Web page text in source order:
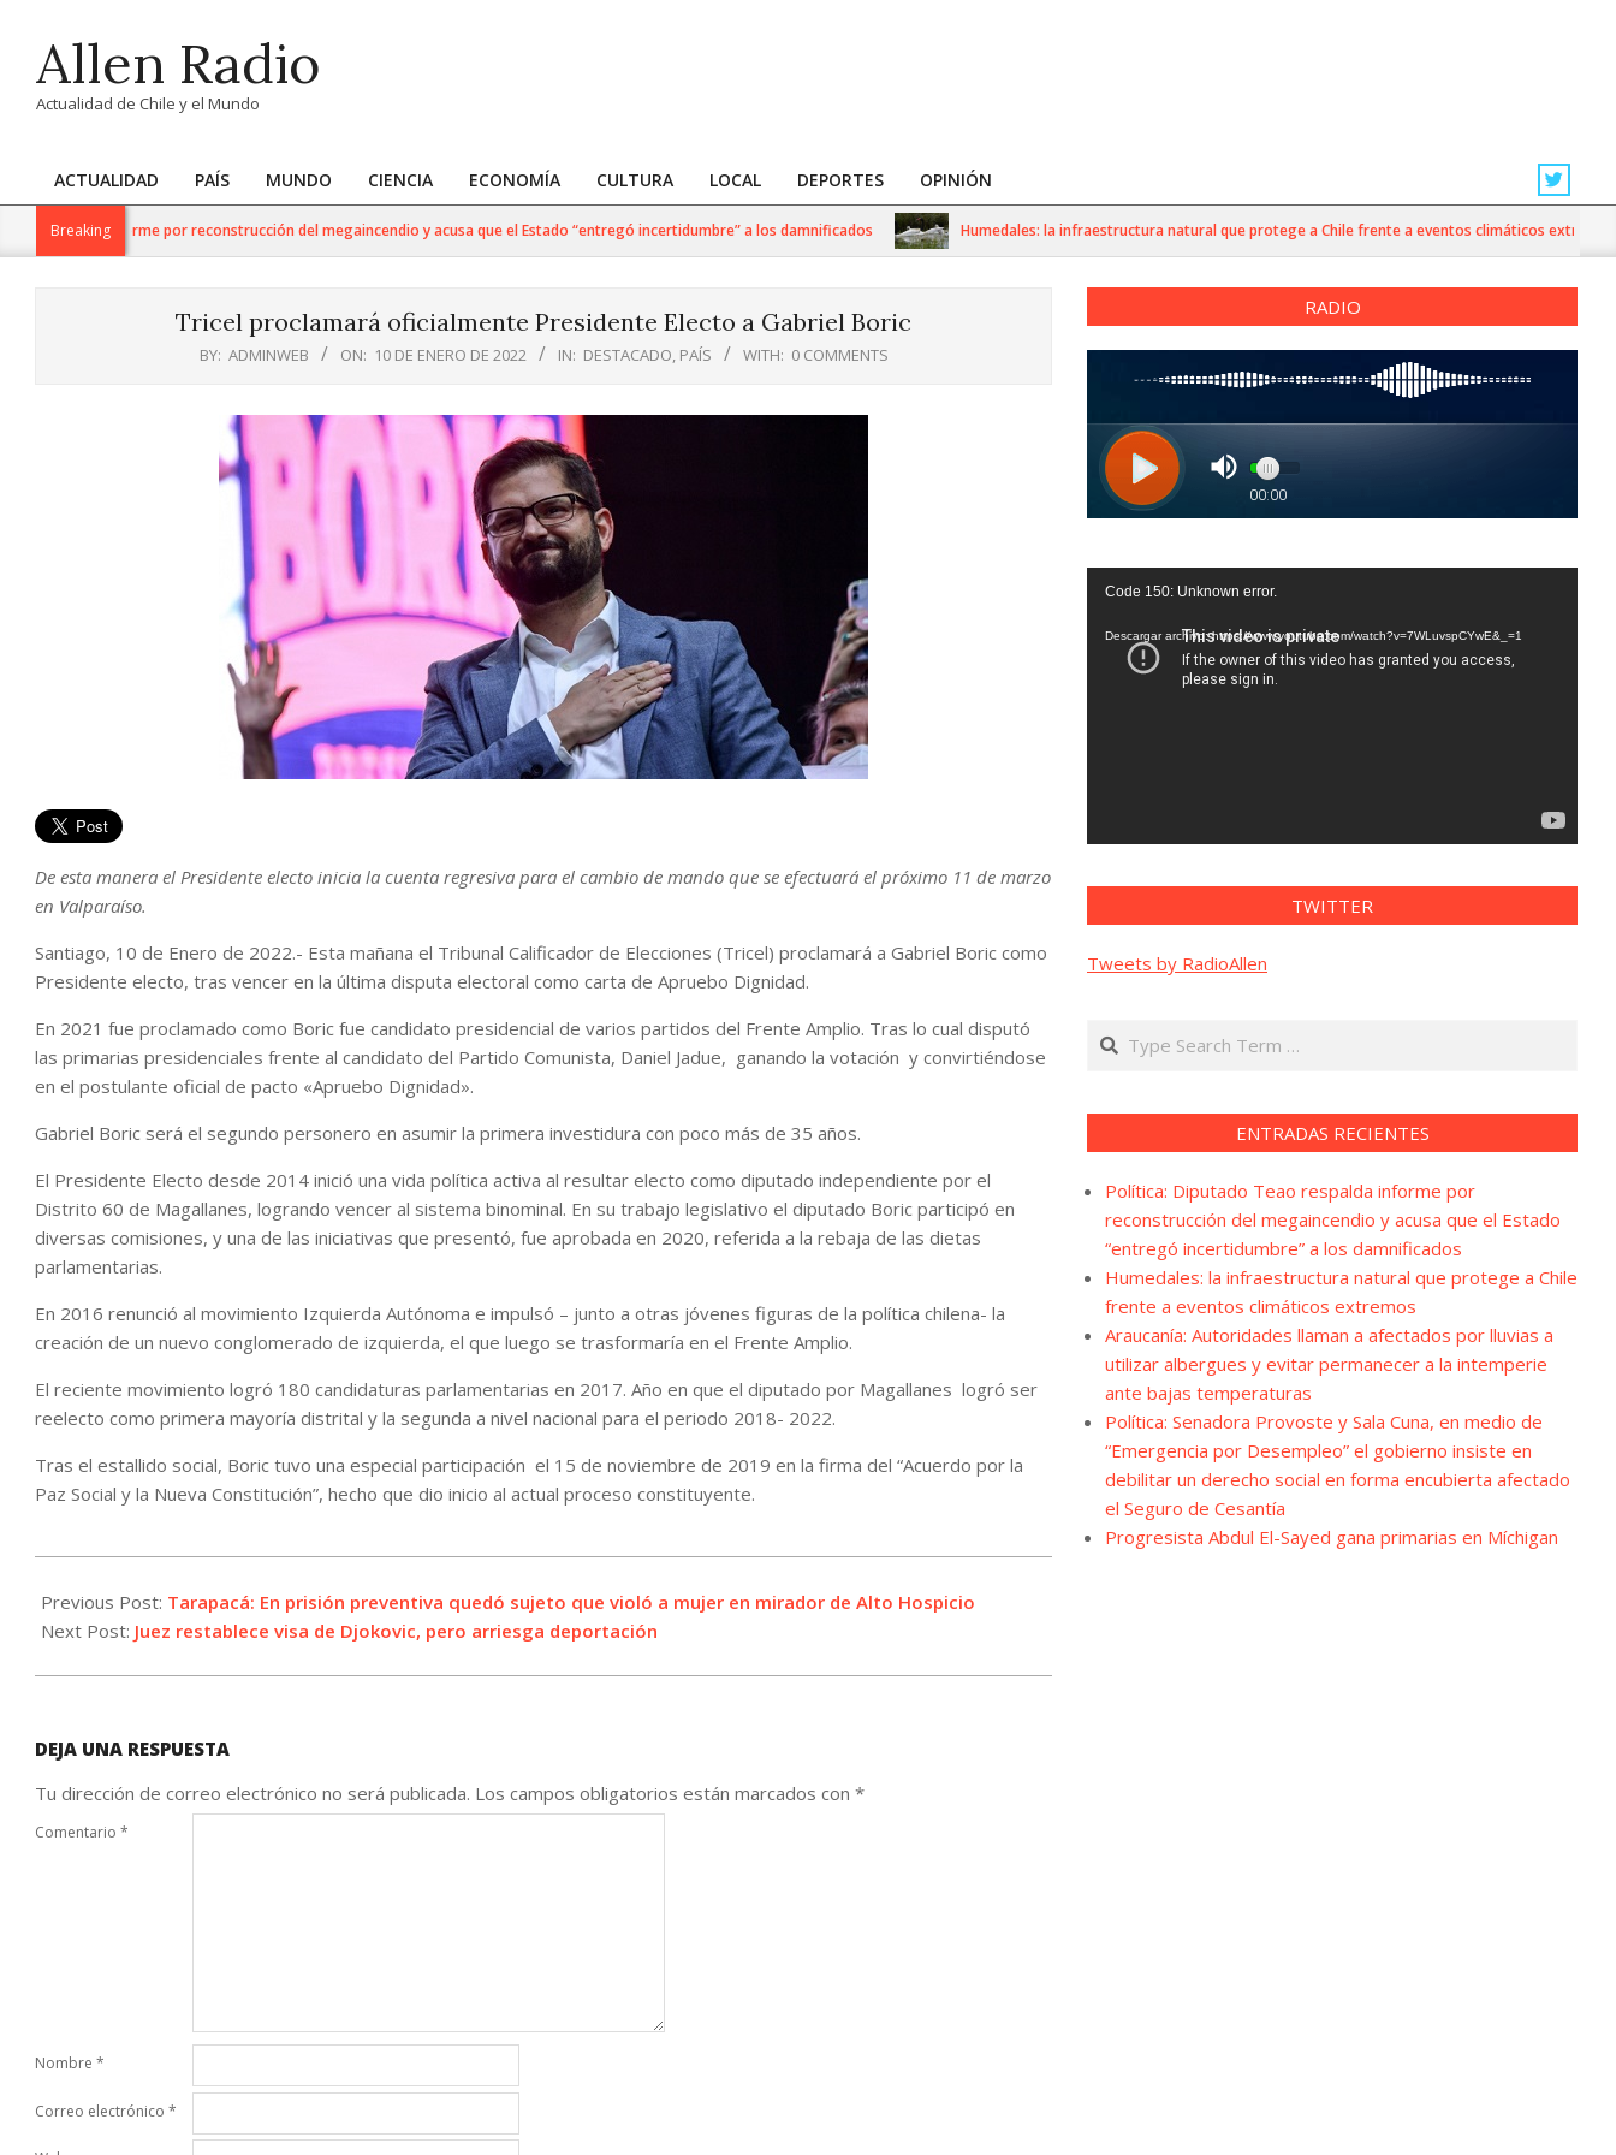
contentAllen Radio
Actualidad de Chile y el Mundo
Primary
Navigation
ACTUALIDAD PAÍS MUNDO CIENCIA ECONOMÍA CULTURA LOCAL DEPORTES OPINIÓN
Breaking
respalda informe por reconstrucción del megaincendio y acusa que el Estado “entregó incertidumbre” a los damnificados Humedales: la infraestructura natural que protege a Chile frente a eventos climáticos extremos
Tricel proclamará oficialmente Presidente Electo a Gabriel Boric
BY: ADMINWEB ON: 10 DE ENERO DE 2022 IN: DESTACADO, PAÍS WITH: 0 COMMENTS
De esta manera el Presidente electo inicia la cuenta regresiva para el cambio de mando que se efectuará el próximo 11 de marzo
en Valparaíso.
Santiago, 10 de Enero de 2022.- Esta mañana el Tribunal Calificador de Elecciones (Tricel) proclamará a Gabriel Boric como
Presidente electo, tras vencer en la última disputa electoral como carta de Apruebo Dignidad.
En 2021 fue proclamado como Boric fue candidato presidencial de varios partidos del Frente Amplio. Tras lo cual disputó
las primarias presidenciales frente al candidato del Partido Comunista, Daniel Jadue, ganando la votación y convirtiéndose
en el postulante oficial de pacto «Apruebo Dignidad».
Gabriel Boric será el segundo personero en asumir la primera investidura con poco más de 35 años.
El Presidente Electo desde 2014 inició una vida política activa al resultar electo como diputado independiente por el
Distrito 60 de Magallanes, logrando vencer al sistema binominal. En su trabajo legislativo el diputado Boric participó en
diversas comisiones, y una de las iniciativas que presentó, fue aprobada en 2020, referida a la rebaja de las dietas
parlamentarias.
En 2016 renunció al movimiento Izquierda Autónoma e impulsó – junto a otras jóvenes figuras de la política chilena- la
creación de un nuevo conglomerado de izquierda, el que luego se trasformaría en el Frente Amplio.
El reciente movimiento logró 180 candidaturas parlamentarias en 2017. Año en que el diputado por Magallanes logró ser
reelecto como primera mayoría distrital y la segunda a nivel nacional para el periodo 2018- 2022.
Tras el estallido social, Boric tuvo una especial participación el 15 de noviembre de 2019 en la firma del “Acuerdo por la
Paz Social y la Nueva Constitución”, hecho que dio inicio al actual proceso constituyente.
01-
10
Previous Post: Tarapacá: En prisión preventiva quedó sujeto que violó a mujer en mirador de Alto Hospicio
Next Post: Juez restablece visa de Djokovic, pero arriesga deportación
DEJA UNA RESPUESTA
Tu dirección de correo electrónico no será publicada. Los campos obligatorios están marcados con *
Comentario *
Nombre *
Correo electrónico *
RADIO
Reproductor
vídeo
Code 150: Unknown error.
Descargar archivo: https://www.youtube.com/watch?v=7WLuvspCYwE&_=1
TWITTER
Tweets by RadioAllen
Search
ENTRADAS RECIENTES
Política: Diputado Teao respalda informe por
reconstrucción del megaincendio y acusa que el Estado
“entregó incertidumbre” a los damnificados
Humedales: la infraestructura natural que protege a Chile
frente a eventos climáticos extremos
Araucanía: Autoridades llaman a afectados por lluvias a
utilizar albergues y evitar permanecer a la intemperie
ante bajas temperaturas
Política: Senadora Provoste y Sala Cuna, en medio de
“Emergencia por Desempleo” el gobierno insiste en
debilitar un derecho social en forma encubierta afectado
el Seguro de Cesantía
Progresista Abdul El-Sayed gana primarias en Míchigan